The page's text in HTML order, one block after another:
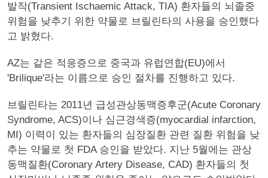
발작(Transient Ischaemic Attack, TIA) 환자들의 뇌졸중
위험을 낮추기 위한 약물로 브릴린타의 사용을 승인했다
고 밝혔다.
AZ는 같은 적응증으로 중국과 유럽연합(EU)에서
'Brilique'라는 이름으로 승인 절차를 진행하고 있다.
브릴린타는 2011년 급성관상동맥증후군(Acute Coronary
Syndrome, ACS)이나 심근경색증(myocardial infarction,
MI) 이력이 있는 환자들의 심장질환 관련 질환 위험을 낮
추는 약물로 첫 FDA 승인을 받았다. 지난 5월에는 관상
동맥질환(Coronary Artery Disease, CAD) 환자들의 첫